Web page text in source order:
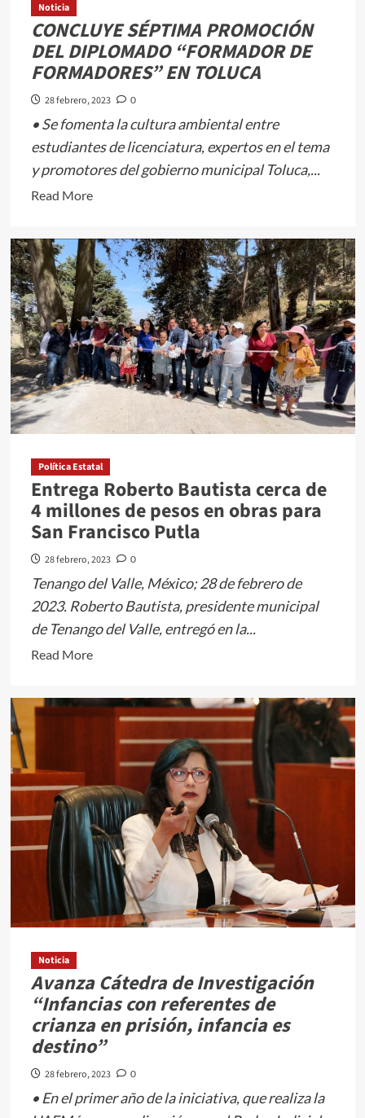
el
norte
del
Edoméx</em>
Noticia
CONCLUYE SÉPTIMA PROMOCIÓN
DEL DIPLOMADO “FORMADOR DE
FORMADORES” EN TOLUCA
28 febrero, 2023 0
• Se fomenta la cultura ambiental entre
estudiantes de licenciatura, expertos en el tema
y promotores del gobierno municipal Toluca,...
Read MoreRead
about
<em>CONCLUYE
SÉPTIMA
PROMOCIÓN
DEL
DIPLOMADO
“FORMADOR
DE
FORMADORES”
EN
TOLUCA</em>
Política Estatal
Entrega Roberto Bautista cerca de
4 millones de pesos en obras para
San Francisco Putla
28 febrero, 2023 0
Tenango del Valle, México; 28 de febrero de
2023. Roberto Bautista, presidente municipal
de Tenango del Valle, entregó en la...
Read MoreRead
about
Entrega
Roberto
de
4
millones
de
pesos
en
obras
Francisco
Putla
Noticia
Avanza Cátedra de Investigación
“Infancias con referentes de
crianza en prisión, infancia es
destino”
28 febrero, 2023 0
• En el primer año de la iniciativa, que realiza la